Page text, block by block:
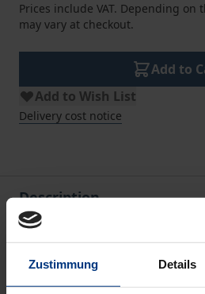
Zustimmung Details
Prices include VAT. Depending on
may vary at checkout.
Add to
Add to Wish List
Delivery cost notice
Description
The study examines the
news channels
Tagesschauand
from January 2020 to